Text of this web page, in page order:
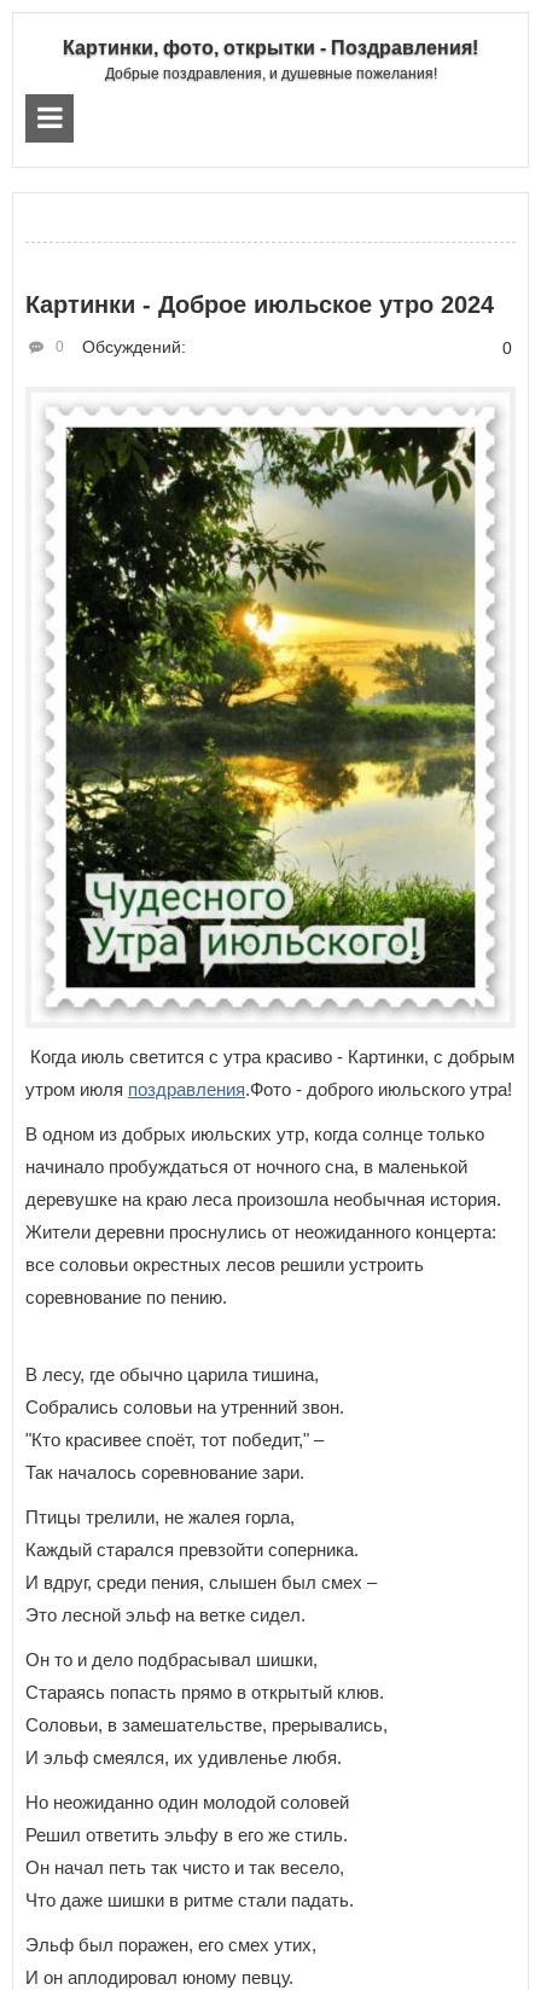
Картинки, фото, открытки - Поздравления!
Добрые поздравления, и душевные пожелания!
Картинки - Доброе июльское утро 2024
Обсуждений:
0 0
Когда июль светится с утра красиво - Картинки, с добрым
утром июля поздравления.Фото - доброго июльского утра!
В одном из добрых июльских утр, когда солнце только
начинало пробуждаться от ночного сна, в маленькой
деревушке на краю леса произошла необычная история.
Жители деревни проснулись от неожиданного концерта:
все соловьи окрестных лесов решили устроить
соревнование по пению.
В лесу, где обычно царила тишина,
Собрались соловьи на утренний звон.
"Кто красивее споёт, тот победит," –
Так началось соревнование зари.
Птицы трелили, не жалея горла,
Каждый старался превзойти соперника.
И вдруг, среди пения, слышен был смех –
Это лесной эльф на ветке сидел.
Он то и дело подбрасывал шишки,
Стараясь попасть прямо в открытый клюв.
Соловьи, в замешательстве, прерывались,
И эльф смеялся, их удивленье любя.
Но неожиданно один молодой соловей
Решил ответить эльфу в его же стиль.
Он начал петь так чисто и так весело,
Что даже шишки в ритме стали падать.
Эльф был поражен, его смех утих,
И он аплодировал юному певцу.